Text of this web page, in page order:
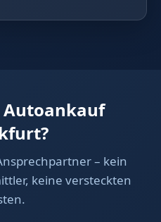
Autoankauf
– kein
keine versteckten